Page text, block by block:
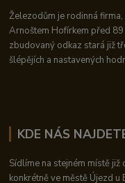
Železodům je rodinná
Arnoštem Hofírkem před
zbudovaný odkaz stará již
šlépějích a nastavených
KDE NÁS
Sídlíme na stejném místě
konkrétně ve městě Újezd u